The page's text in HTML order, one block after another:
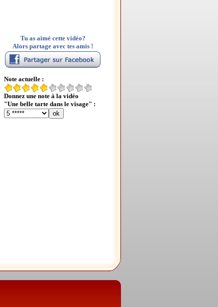
Tu as aimé cette vidéo?
Alors partage avec tes amis !
Note actuelle :
Donnez une note à la vidéo
"Une belle tarte dans le visage" :